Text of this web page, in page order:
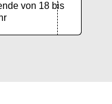
von 18 bis